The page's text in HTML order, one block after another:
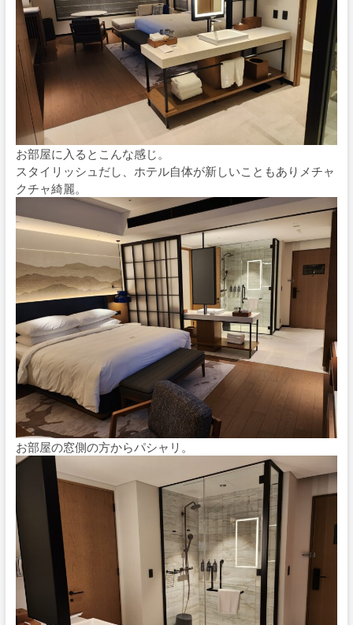
お部屋に入るとこんな感じ。
スタイリッシュだし、ホテル自体が新しいこともありメチャ
クチャ綺麗。
お部屋の窓側の方からパシャリ。